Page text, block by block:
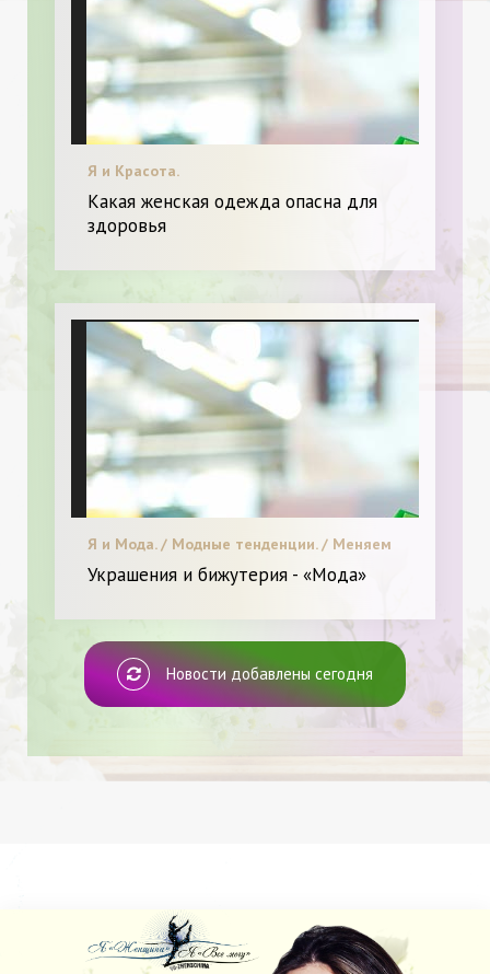
Я и Красота.
Какая женская одежда опасна для
здоровья
Я и Мода. / Модные тенденции. / Меняем
образ.
Украшения и бижутерия - «Мода»
Новости добавлены сегодня